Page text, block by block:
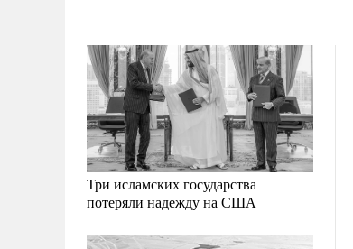
Три исламских государства
потеряли надежду на США